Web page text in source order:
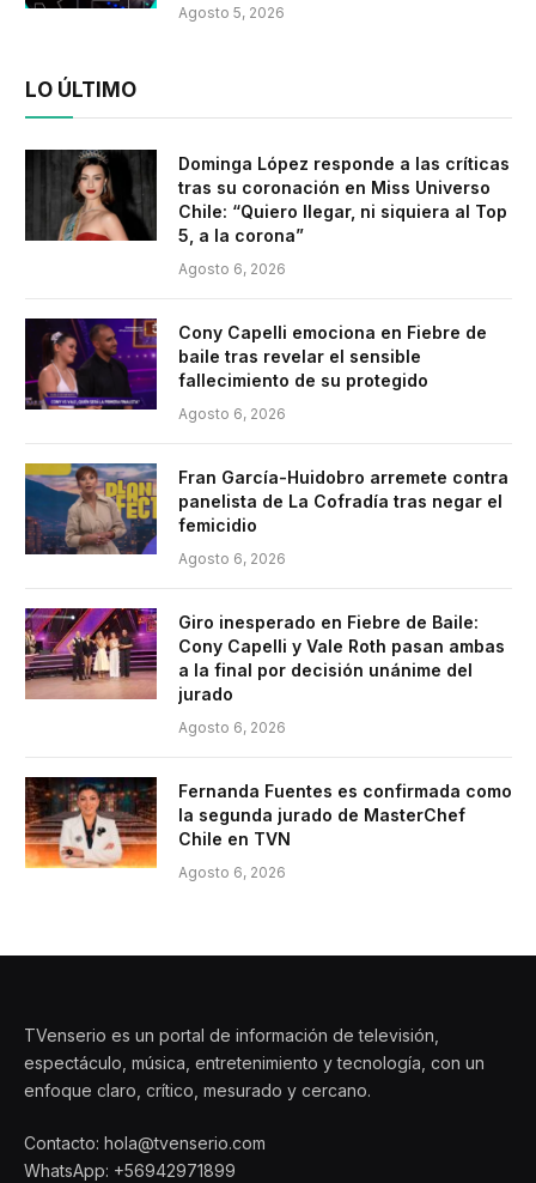
Agosto 5, 2026
LO ÚLTIMO
Dominga López responde a las críticas
tras su coronación en Miss Universo
Chile: “Quiero llegar, ni siquiera al Top
5, a la corona”
Agosto 6, 2026
Cony Capelli emociona en Fiebre de
baile tras revelar el sensible
fallecimiento de su protegido
Agosto 6, 2026
Fran García-Huidobro arremete contra
panelista de La Cofradía tras negar el
femicidio
Agosto 6, 2026
Giro inesperado en Fiebre de Baile:
Cony Capelli y Vale Roth pasan ambas
a la final por decisión unánime del
jurado
Agosto 6, 2026
Fernanda Fuentes es confirmada como
la segunda jurado de MasterChef
Chile en TVN
Agosto 6, 2026
TVenserio es un portal de información de televisión,
espectáculo, música, entretenimiento y tecnología, con un
enfoque claro, crítico, mesurado y cercano.
Contacto: hola@tvenserio.com
WhatsApp: +56942971899